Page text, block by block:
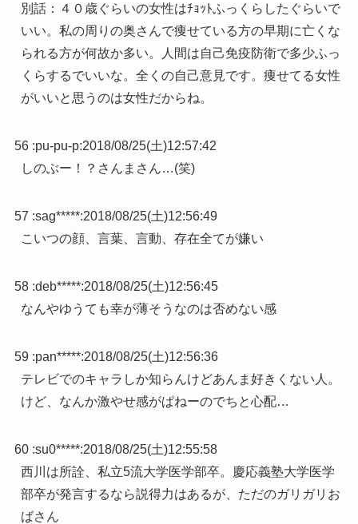
別話：４０歳ぐらいの女性はﾁｮｯﾄふっくらしたぐらいで
いい。私の周りの奥さんで痩せている方の早期に亡くな
られる方が何故か多い。人間は自己免疫防衛で多少ふっ
くらするでいいな。全くの自己意見です。痩せてる女性
がいいと思うのは女性だからね。
56 :pu-pu-p:2018/08/25(土)12:57:42
しのぶー！？さんまさん…(笑)
57 :sag*****:2018/08/25(土)12:56:49
こいつの顔、言葉、言動、存在全てが嫌い
58 :deb*****:2018/08/25(土)12:56:45
なんやゆうても幸が薄そうなのは否めない感
59 :pan*****:2018/08/25(土)12:56:36
テレビでのキャラしか知らんけどあんま好きくない人。
けど、なんか激やせ感がぱねーのでちと心配…
60 :su0*****:2018/08/25(土)12:55:58
西川は所詮、私立5流大学医学部卒。慶応義塾大学医学
部卒が発言するなら説得力はあるが、ただのガリガリお
ばさん